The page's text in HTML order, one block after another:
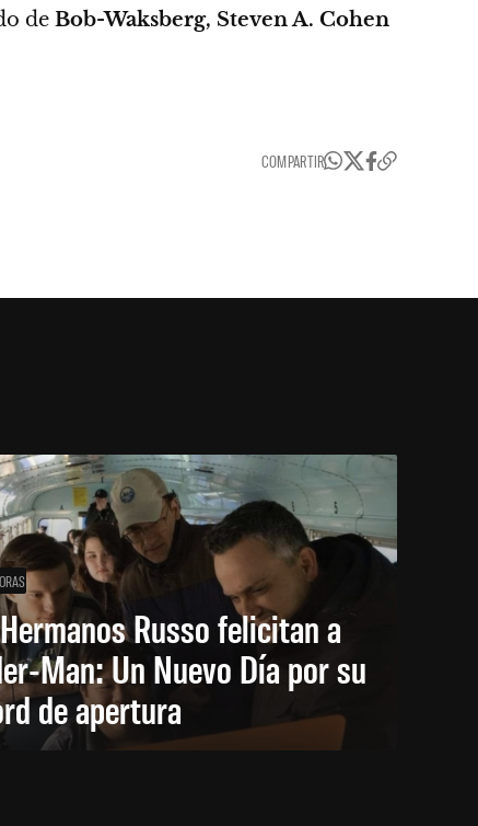
de Bob-Waksberg, Steven A. Cohen
COMPARTIR
Russo felicitan a
Man: Un Nuevo Día por su
de apertura